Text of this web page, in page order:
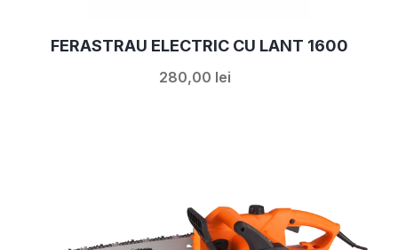
FERASTRAU ELECTRIC CU LANT 1600
280,00 lei